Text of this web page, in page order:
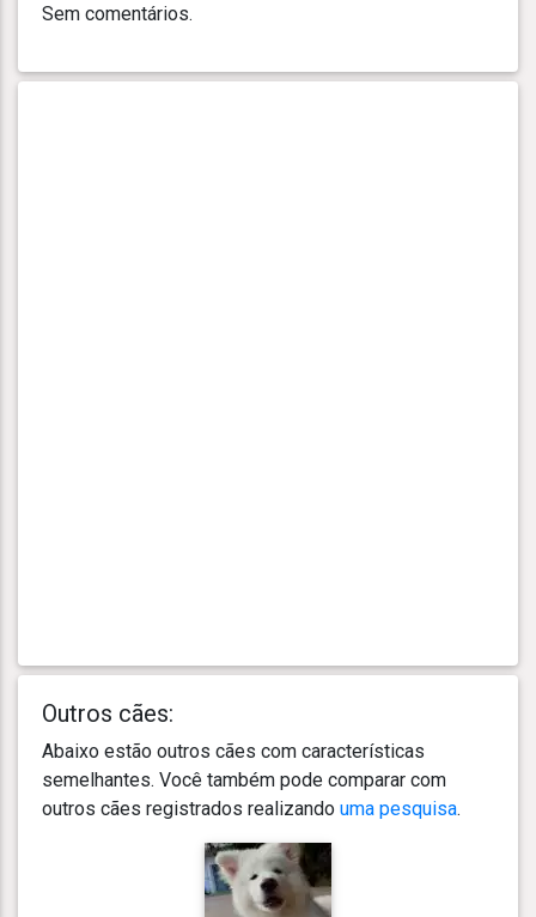
Sem comentários.
Outros cães:
Abaixo estão outros cães com características
semelhantes. Você também pode comparar com
outros cães registrados realizando uma pesquisa.